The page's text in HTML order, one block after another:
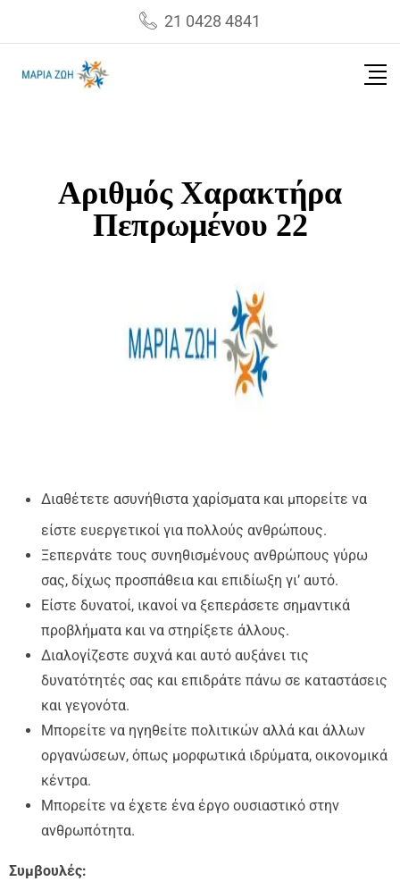
21 0428 4841
Αριθμός Χαρακτήρα
Πεπρωμένου 22
Διαθέτετε ασυνήθιστα χαρίσματα και μπορείτε να
είστε ευεργετικοί για πολλούς ανθρώπους.
Ξεπερνάτε τους συνηθισμένους ανθρώπους γύρω
σας, δίχως προσπάθεια και επιδίωξη γι’ αυτό.
Είστε δυνατοί, ικανοί να ξεπεράσετε σημαντικά
προβλήματα και να στηρίξετε άλλους.
Διαλογίζεστε συχνά και αυτό αυξάνει τις
δυνατότητές σας και επιδράτε πάνω σε καταστάσεις
και γεγονότα.
Μπορείτε να ηγηθείτε πολιτικών αλλά και άλλων
οργανώσεων, όπως μορφωτικά ιδρύματα, οικονομικά
κέντρα.
Μπορείτε να έχετε ένα έργο ουσιαστικό στην
ανθρωπότητα.
Συμβουλές: